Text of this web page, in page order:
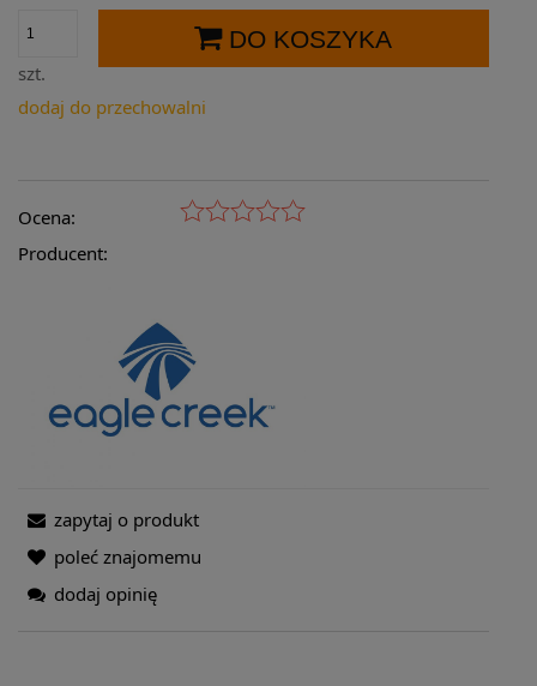
szt.
DO KOSZYKA
dodaj do przechowalni
Ocena:
Producent:
zapytaj o produkt
poleć znajomemu
dodaj opinię